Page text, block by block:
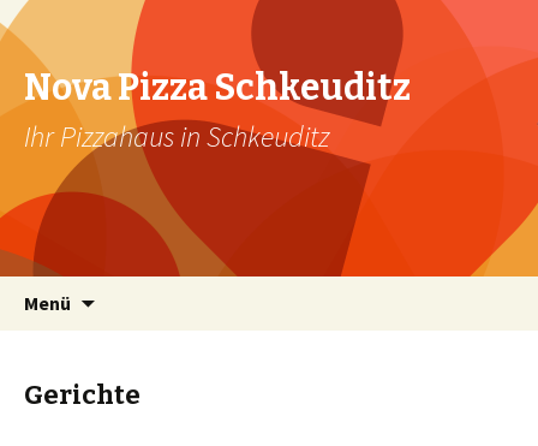
Nova Pizza Schkeuditz
Ihr Pizzahaus in Schkeuditz
Menü
Gerichte